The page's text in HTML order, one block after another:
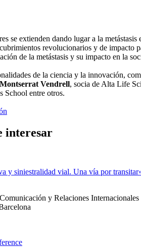
se extienden dando lugar a la
revolucionarios y de impacto
de la metástasis y su impacto en la
de la ciencia y la innovación,
Montserrat Vendrell, socia de Alta Life
School entre otros.
interesar
y siniestralidad vial. Una vía por
y Relaciones